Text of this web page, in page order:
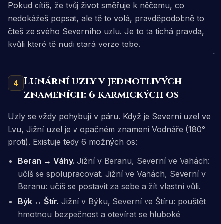
Pokud cítíš, že tvůj život směřuje k něčemu, co
nedokážeš popsat, ale tě to volá, pravděpodobně to
čteš ze svého Severního uzlu. Je to ta tichá pravda,
kvůli které tě nudí stará verze tebe.
4
Lunární uzly v jednotlivých
znameních: 6 karmických os
Uzly se vždy pohybují v páru. Když je Severní uzel ve
Lvu, Jižní uzel je v opačném znamení Vodnáře (180°
proti). Existuje tedy 6 možných os:
Beran ↔ Váhy. Jižní v Beranu, Severní ve Vahách:
učíš se spolupracovat. Jižní ve Vahách, Severní v
Beranu: učíš se postavit za sebe a žít vlastní vůli.
Býk ↔ Štír. Jižní v Býku, Severní ve Štíru: pouštět
hmotnou bezpečnost a otevírat se hluboké